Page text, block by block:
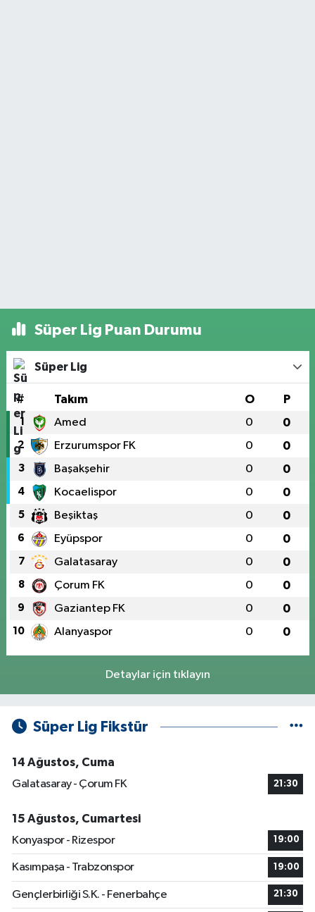
Süper Lig Puan Durumu
Süper Lig
# Takım O P
1 Amed 0 0
2 Erzurumspor FK 0 0
3 Başakşehir 0 0
4 Kocaelispor 0 0
5 Beşiktaş 0 0
6 Eyüpspor 0 0
7 Galatasaray 0 0
8 Çorum FK 0 0
9 Gaziantep FK 0 0
10 Alanyaspor 0 0
Detaylar için tıklayın
Süper Lig Fikstür
14 Ağustos, Cuma
Galatasaray - Çorum FK
21:30
15 Ağustos, Cumartesi
Konyaspor - Rizespor
19:00
Kasımpaşa - Trabzonspor 19:00
Gençlerbirliği S.K. - Fenerbahçe 21:30